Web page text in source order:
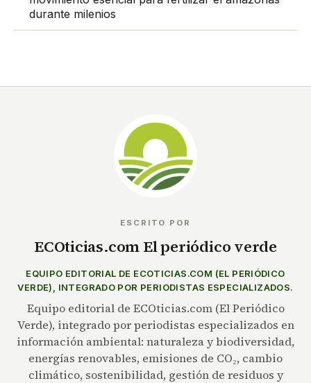
durante milenios
ESCRITO POR
ECOticias.com El periódico verde
EQUIPO EDITORIAL DE ECOTICIAS.COM (EL PERIÓDICO
VERDE), INTEGRADO POR PERIODISTAS ESPECIALIZADOS.
Equipo editorial de ECOticias.com (El Periódico
Verde), integrado por periodistas especializados en
información ambiental: naturaleza y biodiversidad,
energías renovables, emisiones de CO₂, cambio
climático, sostenibilidad, gestión de residuos y